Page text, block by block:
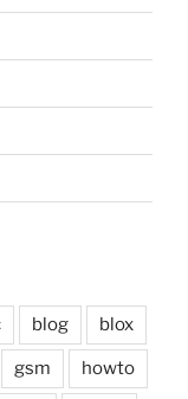
blog blox
gsm howto